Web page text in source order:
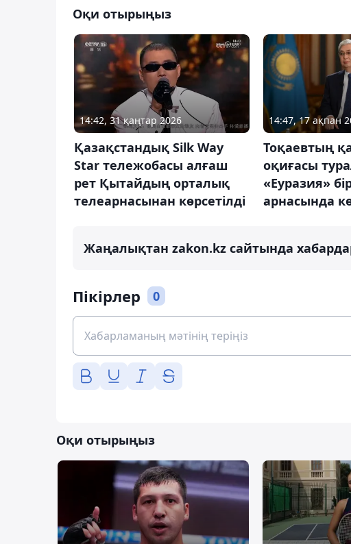
Оқи отырыңыз
14:42, 31 қаңтар 2026
Қазақстандық Silk Way
Star тележобасы алғаш
рет Қытайдың орталық
телеарнасынан көрсетілді
14:47, 17 ақпан
Тоқаевтың
оқиғасы
«Еуразия»
арнасында
Жаңалықтан zakon.kz сайтында
Пікірлер 0
Оқи отырыңыз